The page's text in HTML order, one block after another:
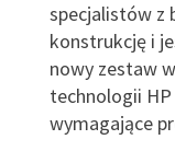
specjalistów z
konstrukcję i
nowy zestaw
technologii
wymagające